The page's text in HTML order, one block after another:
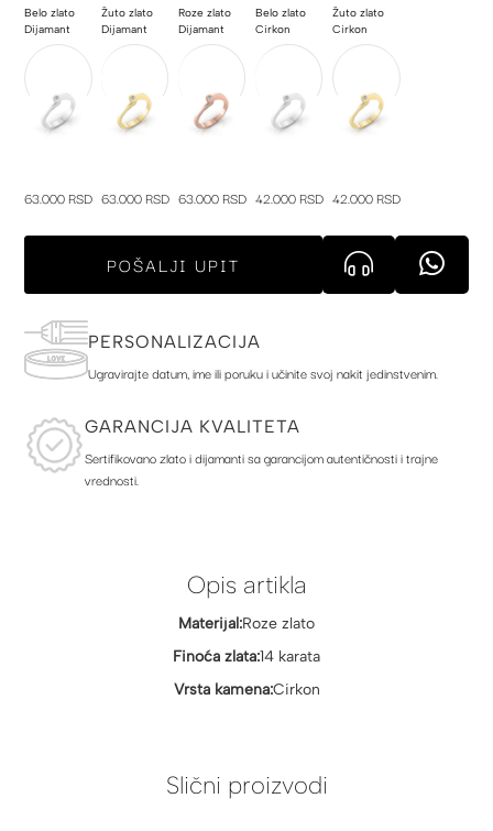
Belo zlato
Dijamant
63.000 RSD
Žuto zlato
Dijamant
63.000 RSD
Roze zlato
Dijamant
63.000 RSD
Belo zlato
Cirkon
42.000 RSD
Žuto zlato
Cirkon
42.000 RSD
POŠALJI UPIT
PERSONALIZACIJA
Ugravirajte datum, ime ili poruku i učinite svoj nakit jedinstvenim.
GARANCIJA KVALITETA
Sertifikovano zlato i dijamanti sa garancijom autentičnosti i trajne
vrednosti.
Opis artikla
Materijal:Roze zlato
Finoća zlata:14 karata
Vrsta kamena:Cirkon
Slični proizvodi